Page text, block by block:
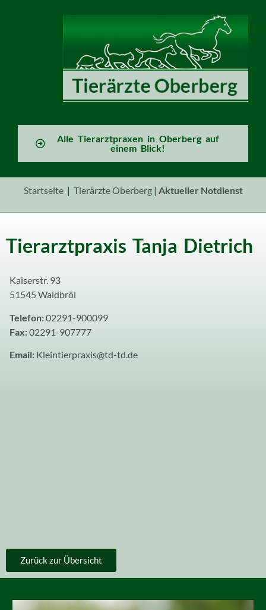
Alle Tierarztpraxen in Oberberg auf
einem Blick!
Startseite| Tierärzte Oberberg| Aktueller Notdienst
Tierarztpraxis Tanja Dietrich
Kaiserstr. 93
51545 Waldbröl
Telefon:02291-900099
Fax:02291-907777
Email: Kleintierpraxis@td-td.de
Zurück zur Übersicht